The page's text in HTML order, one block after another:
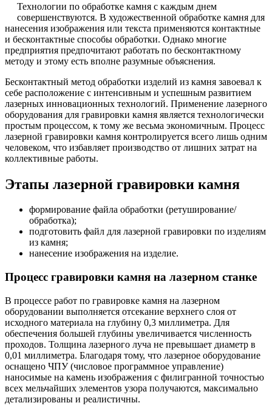
Технологии по обработке камня с каждым днем
совершенствуются. В художественной обработке камня для
нанесения изображения или текста применяются контактные
и бесконтактные способы обработки. Однако многие
предприятия предпочитают работать по бесконтактному
методу и этому есть вполне разумные объяснения.
Бесконтактный метод обработки изделий из камня завоевал к
себе расположение с интенсивным и успешным развитием
лазерных инновационных технологий. Применение лазерного
оборудования для гравировки камня является технологически
простым процессом, к тому же весьма экономичным. Процесс
лазерной гравировки камня контролируется всего лишь одним
человеком, что избавляет производство от лишних затрат на
коллективные работы.
Этапы лазерной гравировки камня
формирование файла обработки (ретуширование/
обработка);
подготовить файл для лазерной гравировки по изделиям
из камня;
нанесение изображения на изделие.
Процесс гравировки камня на лазерном станке
В процессе работ по гравировке камня на лазерном
оборудовании выполняется отсекание верхнего слоя от
исходного материала на глубину 0,3 миллиметра. Для
обеспечения большей глубины увеличивается численность
проходов. Толщина лазерного луча не превышает диаметр в
0,01 миллиметра. Благодаря тому, что лазерное оборудование
оснащено ЧПУ (числовое программное управление)
наносимые на камень изображения с филигранной точностью
всех мельчайших элементов узора получаются, максимально
детализированы и реалистичны.